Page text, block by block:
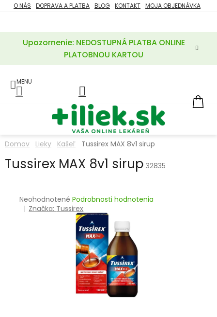
Prejsť
na
Upozornenie: NEDOSTUPNÁ PLATBA ONLINE
PLATOBNOU KARTOU
O NÁS DOPRAVA A PLATBA BLOG KONTAKT MOJA OBJEDNÁVKA
ZĽAVY
POTREBY
A
LIEKY
A
MINERÁLY
KOZMETIKA
Domov Lieky Kašeľ Tussirex MAX 8v1 sirup
Tussirex MAX 8v1 sirup 32835
Priemerné
hodnotenie
Neohodnotené Podrobnosti hodnotenia
Značka: Tussirex